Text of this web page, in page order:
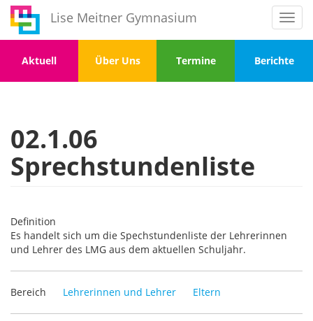
Direkt
zum
Inhalt
Lise Meitner Gymnasium
Menu
1
Aktuell
Menu
2
Über Uns
Menu
3
Termine
Menu
4
Berichte
02.1.06
Sprechstundenliste
Definition
Es handelt sich um die Spechstundenliste der Lehrerinnen
und Lehrer des LMG aus dem aktuellen Schuljahr.
Bereich Lehrerinnen und Lehrer Eltern